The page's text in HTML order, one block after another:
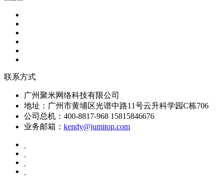
联系方式
广州聚米网络科技有限公司
地址：广州市黄埔区光谱中路11号云升科学园C栋706
公司总机：400-8817-968 15815846676
业务邮箱： kendy@jumitop.com